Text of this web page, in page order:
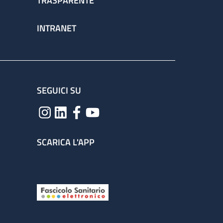
INTRANET
SEGUICI SU
SCARICA L'APP